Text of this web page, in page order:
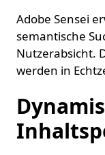
Adobe Sensei
semantische
Nutzerabsicht.
werden in